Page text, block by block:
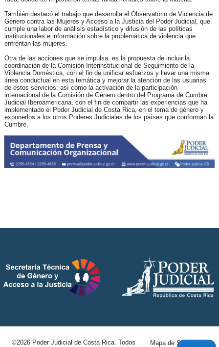
También destacó el trabajo que desarrolla el Observatorio de Violencia de
Género contra las Mujeres y Acceso a la Justicia del Poder Judicial, que
cumple una labor de análisis estadístico y difusión de las políticas
institucionales e información sobre la problemática de violencia que
enfrentan las mujeres.
Otra de las acciones que se impulsa, es la propuesta de incluir la
coordinación de la Comisión Interinstitucional de Seguimiento de la
Violencia Doméstica, con el fin de unificar esfuerzos y llevar una misma
línea conductual en esta temática y mejorar la atención de las usuarias
de estos servicios; así como la activación de la participación
internacional de la Comisión de Género dentro del Programa de Cumbre
Judicial Iberoamericana, con el fin de compartir las experiencias que ha
implementado el Poder Judicial de Costa Rica, en el tema de género y
exponerlos a los otros Poderes Judiciales de los países que conforman la
Cumbre.
©2026 Poder Judicial de Costa Rica. Todos
Mapa de Sitio